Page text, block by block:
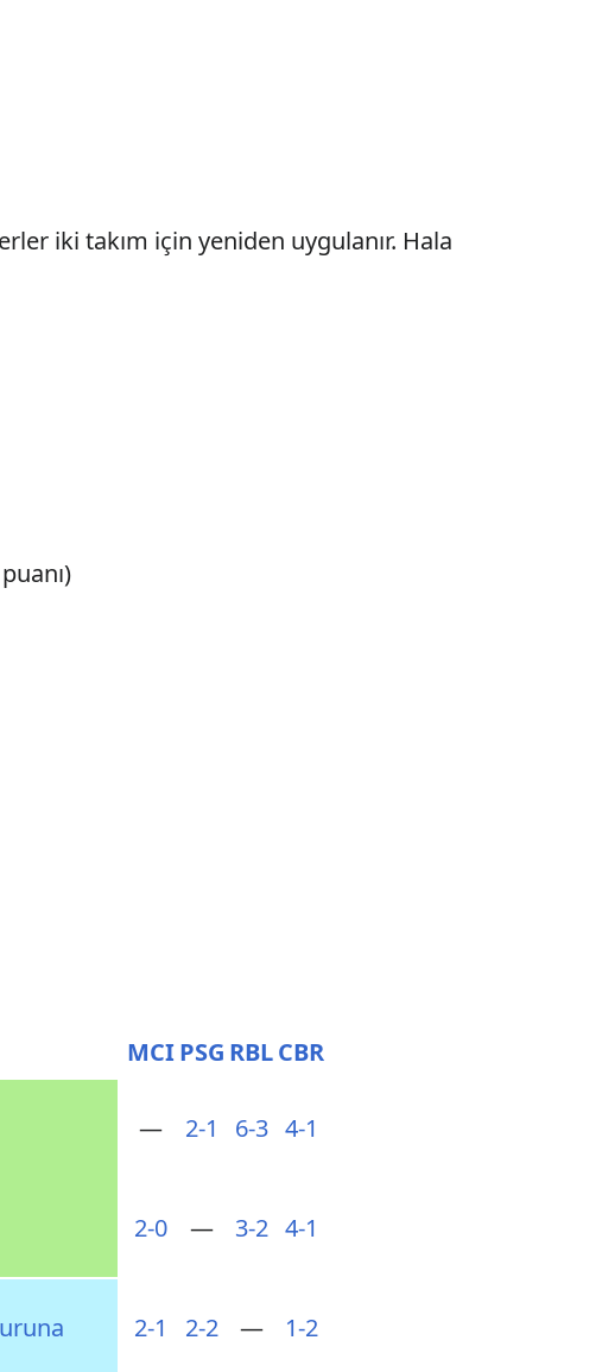
iki takım için yeniden uygulanır. Hala
MCIPSG RBLCBR
— 2-1 6-3 4-1
2-0 — 3-2 4-1
2-1 2-2 — 1-2